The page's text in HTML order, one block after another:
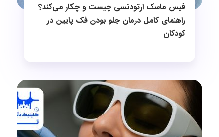
فیس ماسک ارتودنسی چیست و چکار می‌کند؟
راهنمای کامل درمان جلو بودن فک پایین در
کودکان